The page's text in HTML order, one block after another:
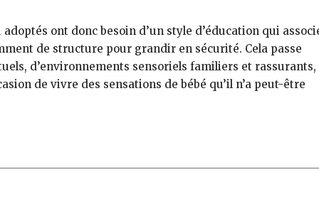
ont donc besoin d’un style d’éducation qui
de structure pour grandir en sécurité. Cela passe
d’environnements sensoriels familiers et
de vivre des sensations de bébé qu’il n’a peut-être